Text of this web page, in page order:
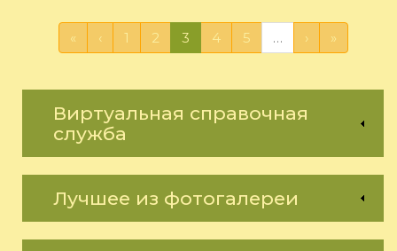
« ‹ 1 2 3 4 5 … › »
Виртуальная справочная
служба
Лучшее из фотогалереи